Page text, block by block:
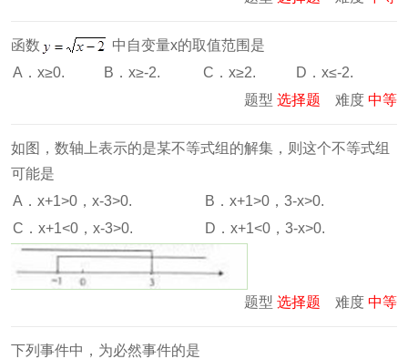
函数
中自变量x的取值范围是
A．x≥0.
B．x≥-2. C．x≥2.
D．x≤-2.
题型 选择题 难度 中等
如图，数轴上表示的是某不等式组的解集，则这个不等式组
可能是
A．x+1>0，x-3>0.
B．x+1>0，3-x>0.
C．x+1<0，x-3>0.
D．x+1<0，3-x>0.
题型 选择题 难度 中等
下列事件中，为必然事件的是